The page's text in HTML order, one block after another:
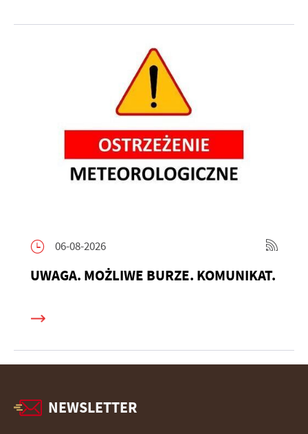
06-08-2026
UWAGA. MOŻLIWE BURZE. KOMUNIKAT.
NEWSLETTER